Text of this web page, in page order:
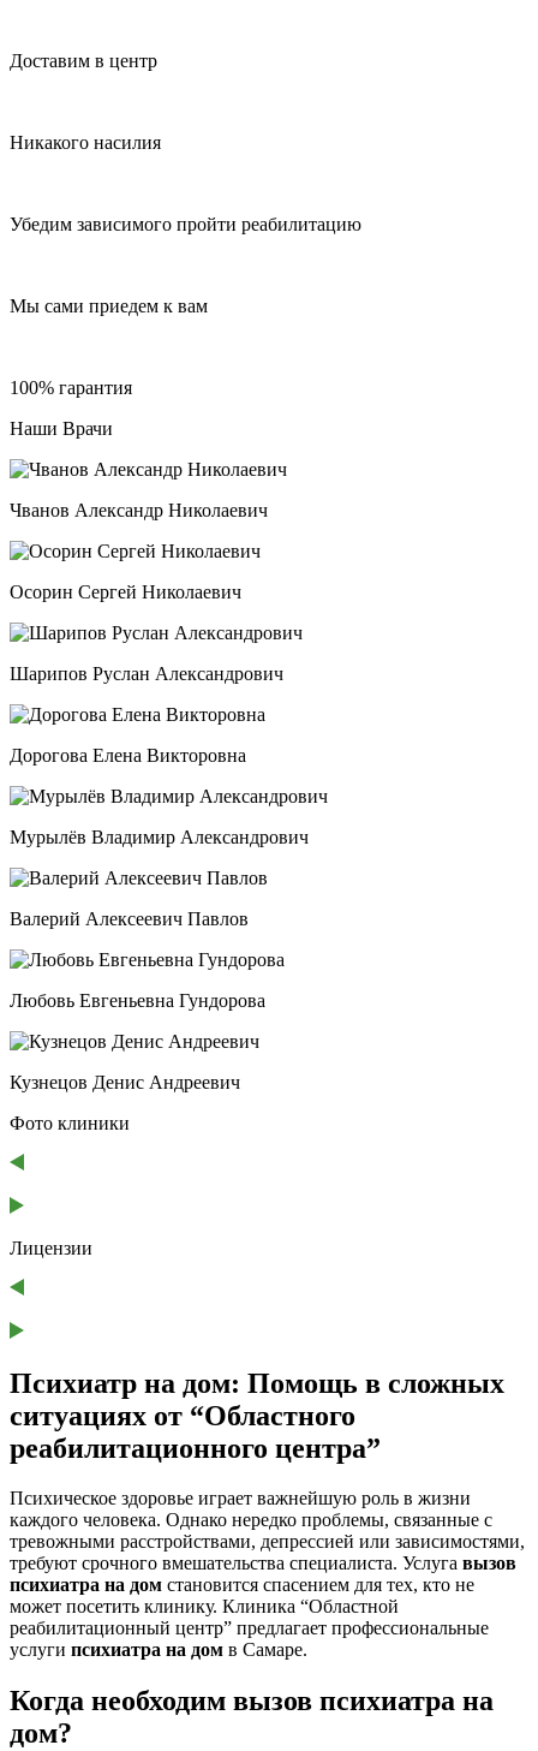
Доставим в центр
Никакого насилия
Убедим зависимого пройти реабилитацию
Мы сами приедем к вам
100% гарантия
Наши Врачи
Чванов Александр Николаевич
Осорин Сергей Николаевич
Шарипов Руслан Александрович
Дорогова Елена Викторовна
Мурылёв Владимир Александрович
Валерий Алексеевич Павлов
Любовь Евгеньевна Гундорова
Кузнецов Денис Андреевич
Фото клиники
Лицензии
Психиатр на дом: Помощь в сложных
ситуациях от “Областного
реабилитационного центра”
Психическое здоровье играет важнейшую роль в жизни
каждого человека. Однако нередко проблемы, связанные с
тревожными расстройствами, депрессией или зависимостями,
требуют срочного вмешательства специалиста. Услуга вызов
психиатра на дом становится спасением для тех, кто не
может посетить клинику. Клиника “Областной
реабилитационный центр” предлагает профессиональные
услуги психиатра на дом в Самаре.
Когда необходим вызов психиатра на
дом?